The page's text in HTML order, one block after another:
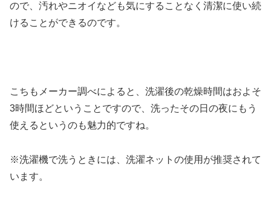
ので、汚れやニオイなども気にすることなく清潔に使い続
けることができるのです。
こちもメーカー調べによると、洗濯後の乾燥時間はおよそ
3時間ほどということですので、洗ったその日の夜にもう
使えるというのも魅力的ですね。
※洗濯機で洗うときには、洗濯ネットの使用が推奨されて
います。